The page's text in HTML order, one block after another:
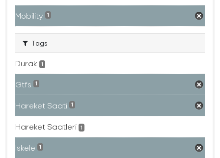
Mobility 1
Tags
Durak 1
Gtfs 1
Hareket Saati 1
Hareket Saatleri 1
Iskele 1